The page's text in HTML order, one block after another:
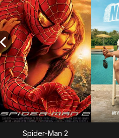
Spider-Man 2